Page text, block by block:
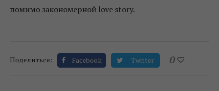
помимо закономерной love story.
Поделиться: Facebook Twitter 0